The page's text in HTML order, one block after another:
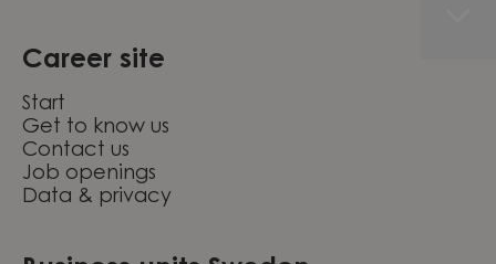
Career site
Start
Get to know us
Contact us
Job openings
Data & privacy